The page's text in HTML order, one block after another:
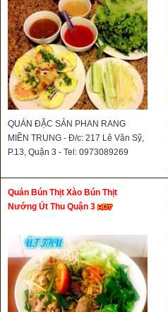
QUÁN ĐẶC SẢN PHAN RANG
MIỀN TRUNG - Đ/c: 217 Lê Văn Sỹ,
P.13, Quận 3 - Tel: 0973089269
Quán Bún Thịt Xào Bún Thịt
Nướng Út Thu Quận 3